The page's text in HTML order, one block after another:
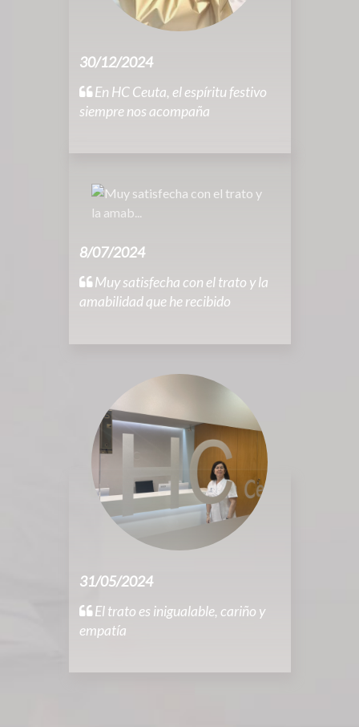
30/12/2024
En HC Ceuta, el espíritu festivo
siempre nos acompaña
8/07/2024
Muy satisfecha con el trato y la
amabilidad que he recibido
31/05/2024
El trato es inigualable, cariño y
empatía